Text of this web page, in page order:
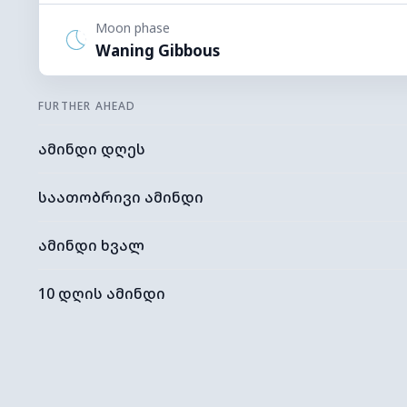
Moon phase
Waning Gibbous
FURTHER AHEAD
ამინდი დღეს
საათობრივი ამინდი
ამინდი ხვალ
10 დღის ამინდი